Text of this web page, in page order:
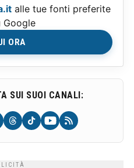
alle tue fonti preferite
Google
ORA
SUI SUOI CANALI: